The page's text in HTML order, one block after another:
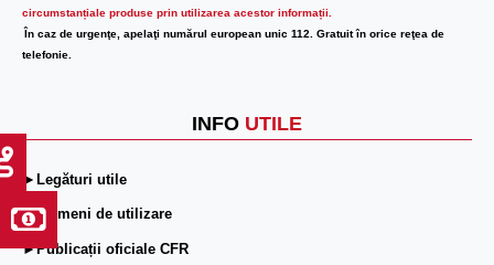
circumstanțiale produse prin utilizarea acestor informații.
În caz de urgenţe, apelaţi numărul european unic 112. Gratuit în orice reţea de
telefonie.
INFO UTILE
►Legături utile
►Termeni de utilizare
►Publicații oficiale CFR